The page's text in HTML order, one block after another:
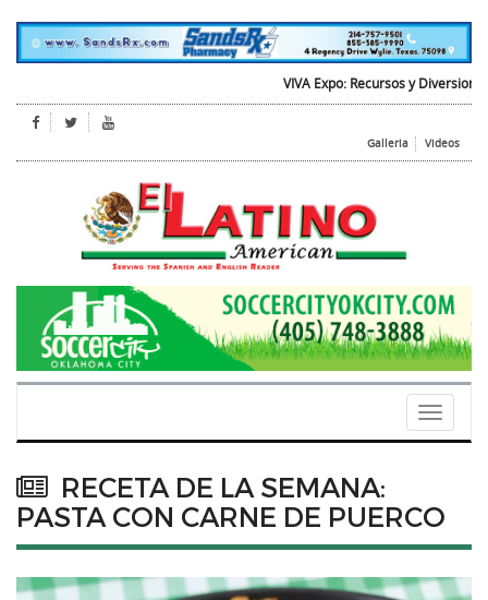
VIVA Expo: Recursos y Diversion para
Galleria Videos
Toggle
RECETA DE LA SEMANA:
PASTA CON CARNE DE PUERCO